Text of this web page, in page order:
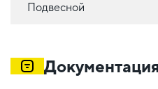
Подвесной
Документация